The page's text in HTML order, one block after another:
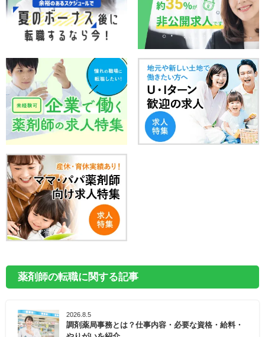
薬剤師の転職に関する記事
2026.8.5
調剤薬局事務とは？仕事内容・必要な資格・給料・